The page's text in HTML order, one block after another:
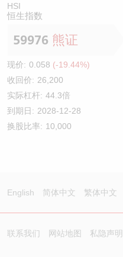
HSI
恒生指数
59976 熊证
现价: 0.058 (-19.44%)
收回价: 26,200
实际杠杆: 44.3倍
到期日: 2028-12-28
换股比率: 10,000
English 简体中文 繁体中文
联系我们 网站地图 私隐声明